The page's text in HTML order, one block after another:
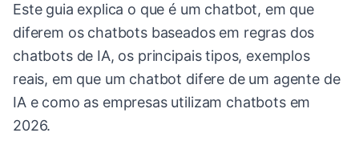
Este guia explica o que é um chatbot, em que
diferem os chatbots baseados em regras dos
chatbots de IA, os principais tipos, exemplos
reais, em que um chatbot difere de um agente de
IA e como as empresas utilizam chatbots em
2026.